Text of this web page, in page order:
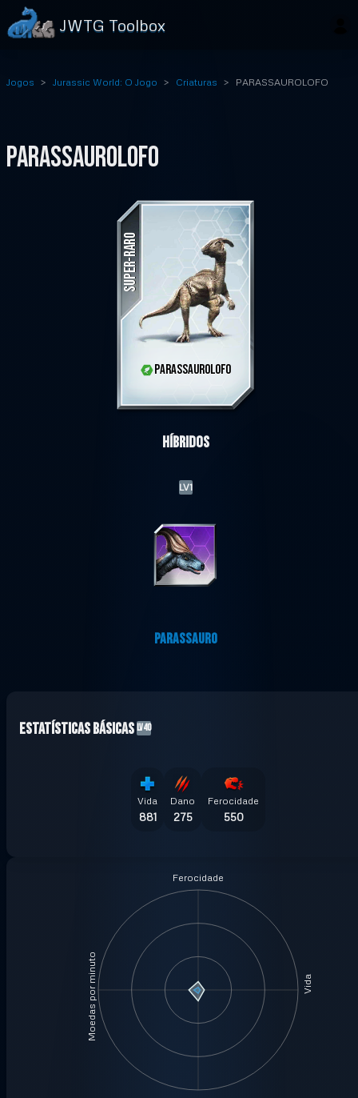
JWTG Toolbox
Jogos Jurassic World: O Jogo Criaturas PARASSAUROLOFO
PARASSAUROLOFO
SUPER-RARO
PARASSAUROLOFO
Híbridos
LV1
PARASSAURO
Estatísticas básicas LV40
Vida
881
Dano
275
Ferocidade
550
Ferocidade
Vida
Moedas por minuto